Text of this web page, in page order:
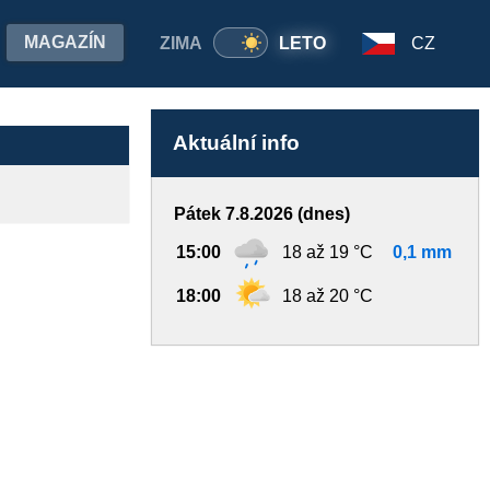
ZIMA LETO
MAGAZÍN CZ
Aktuální info
Pátek 7.8.2026 (dnes)
15:00 18 až 19 °C 0,1 mm
18:00 18 až 20 °C